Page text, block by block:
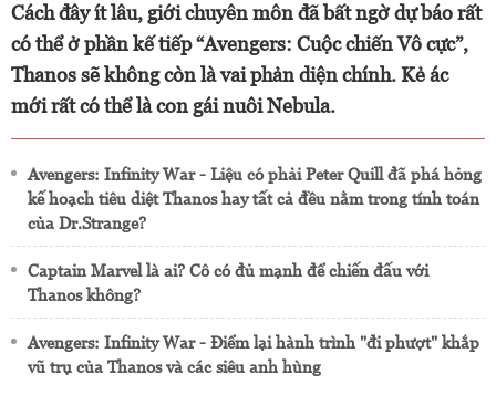
Cách đây ít lâu, giới chuyên môn đã bất ngờ dự báo rất
có thể ở phần kế tiếp “Avengers: Cuộc chiến Vô cực”,
Thanos sẽ không còn là vai phản diện chính. Kẻ ác
mới rất có thể là con gái nuôi Nebula.
Avengers: Infinity War - Liệu có phải Peter Quill đã phá hỏng
kế hoạch tiêu diệt Thanos hay tất cả đều nằm trong tính toán
của Dr.Strange?
Captain Marvel là ai? Cô có đủ mạnh để chiến đấu với
Thanos không?
Avengers: Infinity War - Điểm lại hành trình "đi phượt" khắp
vũ trụ của Thanos và các siêu anh hùng